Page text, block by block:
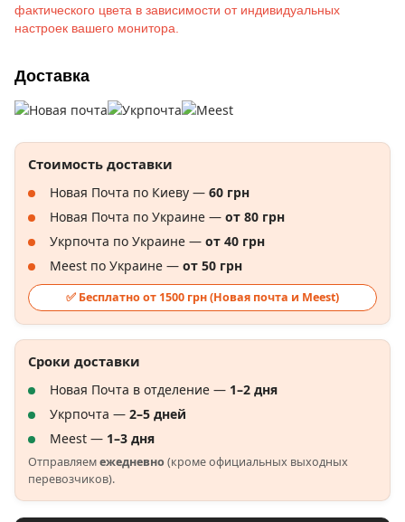
фактического цвета в зависимости от индивидуальных
настроек вашего монитора.
Доставка
Стоимость доставки
Новая Почта по Киеву — 60 грн
Новая Почта по Украине — от 80 грн
Укрпочта по Украине — от 40 грн
Meest по Украине — от 50 грн
✅ Бесплатно от 1500 грн (Новая почта и Meest)
Сроки доставки
Новая Почта в отделение — 1–2 дня
Укрпочта — 2–5 дней
Meest — 1–3 дня
Отправляемежедневно(кроме официальных выходных
перевозчиков).